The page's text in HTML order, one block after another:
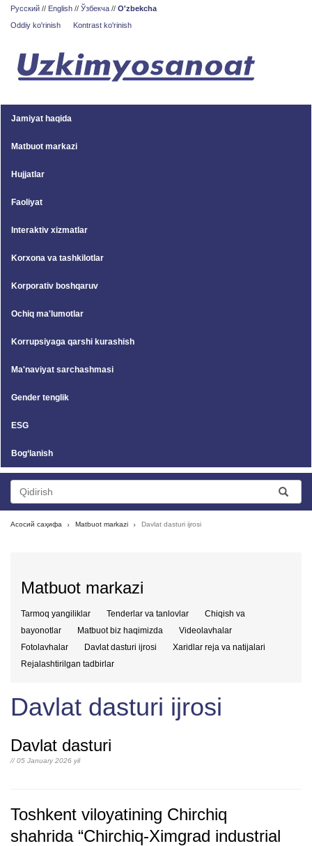
Русский // English // Ўзбекча // O'zbekcha
Oddiy ko'rinish
Kontrast ko'rinish
Jamiyat haqida
Matbuot markazi
Hujjatlar
Faoliyat
Interaktiv xizmatlar
Korxona va tashkilotlar
Korporativ boshqaruv
Ochiq ma'lumotlar
Korrupsiyaga qarshi kurashish
Ma'naviyat sarchashmasi
Gender tenglik
ESG
Bog‘lanish
Асосий саҳифа Matbuot markazi Davlat dasturi ijrosi
Matbuot markazi
Tarmoq yangiliklar Tenderlar va tanlovlar
Chiqish va
bayonotlar
Matbuot biz haqimizda
Videolavhalar
Fotolavhalar
Davlat dasturi ijrosi
Xaridlar reja va natijalari
Rejalashtirilgan tadbirlar
Davlat dasturi ijrosi
Davlat dasturi
// 05 January 2026 yil
Toshkent viloyatining Chirchiq
shahrida “Chirchiq-Ximgrad industrial